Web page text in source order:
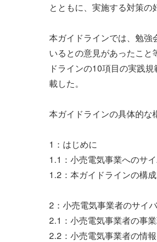
とともに、実施する対策の
本ガイドラインでは、勉強
いるとの意見があったこ
ドラインの10項目の実践
載した。
本ガイドラインの具体的な
1：はじめに
1.1：小売電気事業へのサ
1.2：本ガイドラインの構
2：小売電気事業者のサイ
2.1：小売電気事業者の事
2.2：小売電気事業者の情